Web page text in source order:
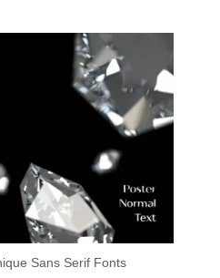
Sans Serif Fonts